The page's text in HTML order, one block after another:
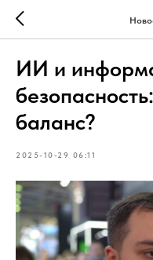
ИИ и
баланс?
2025-10-29 06:11